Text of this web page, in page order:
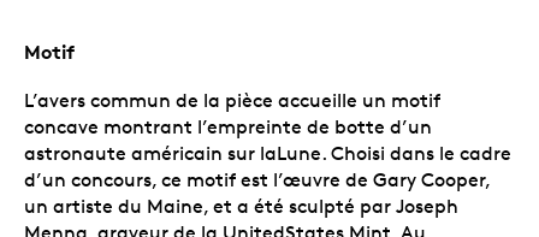
Motif
L’avers commun de la pièce accueille un motif
concave montrant l’empreinte de botte d’un
astronaute américain sur laLune. Choisi dans le cadre
d’un concours, ce motif est l’œuvre de Gary Cooper,
un artiste du Maine, et a été sculpté par Joseph
Menna, graveur de la UnitedStates Mint. Au